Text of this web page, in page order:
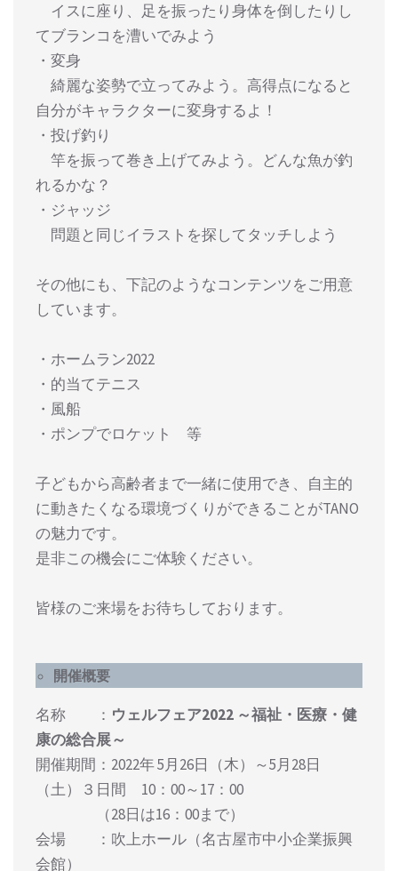
イスに座り、足を振ったり身体を倒したりし
てブランコを漕いでみよう
・変身
綺麗な姿勢で立ってみよう。高得点になると
自分がキャラクターに変身するよ！
・投げ釣り
竿を振って巻き上げてみよう。どんな魚が釣
れるかな？
・ジャッジ
問題と同じイラストを探してタッチしよう
その他にも、下記のようなコンテンツをご用意
しています。
・ホームラン2022
・的当てテニス
・風船
・ポンプでロケット 等
子どもから高齢者まで一緒に使用でき、自主的
に動きたくなる環境づくりができることがTANO
の魅力です。
是非この機会にご体験ください。
皆様のご来場をお待ちしております。
開催概要
名称 ： ウェルフェア2022 ～福祉・医療・健
康の総合展～
開催期間：2022年 5月26日（木）～5月28日
（土）３日間 10：00～17：00
（28日は16：00まで）
会場 ：吹上ホール（名古屋市中小企業振興
会館）